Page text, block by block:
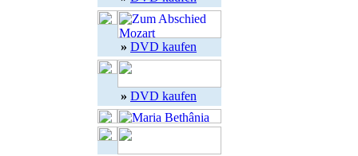
» DVD kaufen
» DVD kaufen